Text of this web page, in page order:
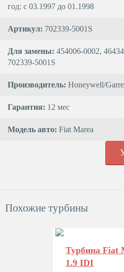
год: с 03.1997 до 01.1998
Артикул: 702339-5001S
Для замены: 454006-0002,
702339-5001S
Производитель: Honeywell/
Гарантия: 12 мес
Модель авто: Fiat Marea
Похожие турбины
Турбина Fiat
1.9 IDI